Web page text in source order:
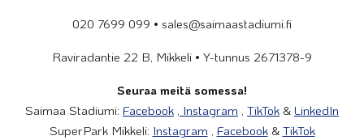
020 7699 099 • sales@saimaastadiumi.fi
Raviradantie 22 B, Mikkeli • Y-tunnus 2671378-9
Seuraa meitä somessa!
Saimaa Stadiumi: Facebook , Instagram , TikTok & LinkedIn
SuperPark Mikkeli: Instagram , Facebook& TikTok